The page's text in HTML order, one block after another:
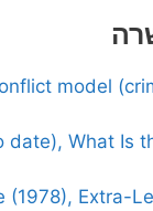
model
date), What Is
(1978), Extra-